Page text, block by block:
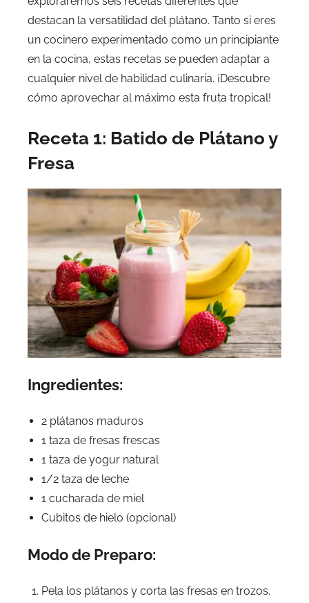
destacan la versatilidad del plátano. Tanto si eres
un cocinero experimentado como un principiante
en la cocina, estas recetas se pueden adaptar a
cualquier nivel de habilidad culinaria. ¡Descubre
cómo aprovechar al máximo esta fruta tropical!
Receta 1: Batido de Plátano y
Fresa
Ingredientes:
2 plátanos maduros
1 taza de fresas frescas
1 taza de yogur natural
1/2 taza de leche
1 cucharada de miel
Cubitos de hielo (opcional)
Modo de Preparo:
Pela los plátanos y corta las fresas en trozos.